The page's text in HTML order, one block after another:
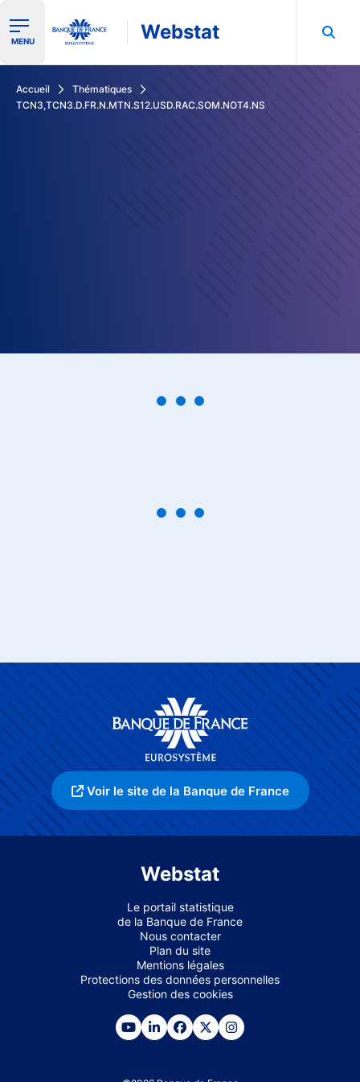
Ouvrir le menu de navigation
MENU Webstat
Accueil
Thématiques
TCN3,TCN3.D.FR.N.MTN.S12.USD.RAC.SOM.NOT4.NS
Voir le site de la Banque de France
Webstat
Le portail statistique
de la Banque de France
Nous contacter
Plan du site
Mentions légales
Protections des données personnelles
Gestion des cookies